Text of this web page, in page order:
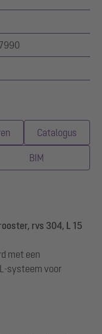
Catalogus
BIM
rvs 304, L 15
met een
systeem voor